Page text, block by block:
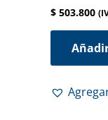
$ 503.800